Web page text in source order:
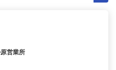
営業所